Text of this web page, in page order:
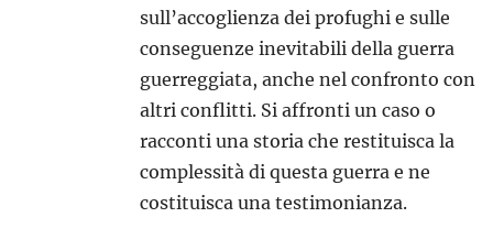
sull’accoglienza dei profughi e sulle
conseguenze inevitabili della guerra
guerreggiata, anche nel confronto con
altri conflitti. Si affronti un caso o
racconti una storia che restituisca la
complessità di questa guerra e ne
costituisca una testimonianza.